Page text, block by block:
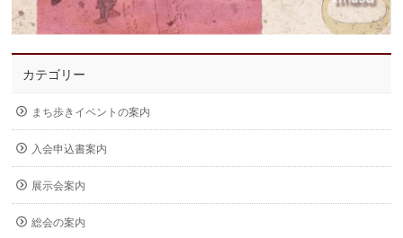
カテゴリー
まち歩きイベントの案内
入会申込書案内
展示会案内
総会の案内